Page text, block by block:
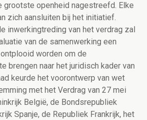
grootste openheid nagestreefd. Elke
zich aansluiten bij het initiatief.
inwerkingtreding van het verdrag zal
van de samenwerking een
worden om de
brengen naar het juridisch kader van
keurde het voorontwerp van wet
met het Verdrag van 27 mei
België, de Bondsrepubliek
Spanje, de Republiek Frankrijk, het